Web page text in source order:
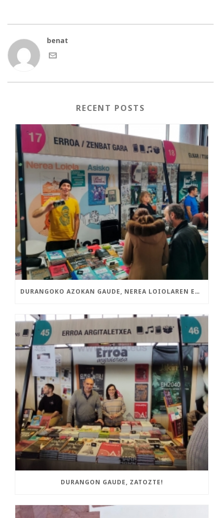
benat
RECENT POSTS
DURANGOKO AZOKAN GAUDE, NEREA LOIOLAREN ETA ASISKOREN LIBURU BERRIEKIN
DURANGON GAUDE, ZATOZTE!